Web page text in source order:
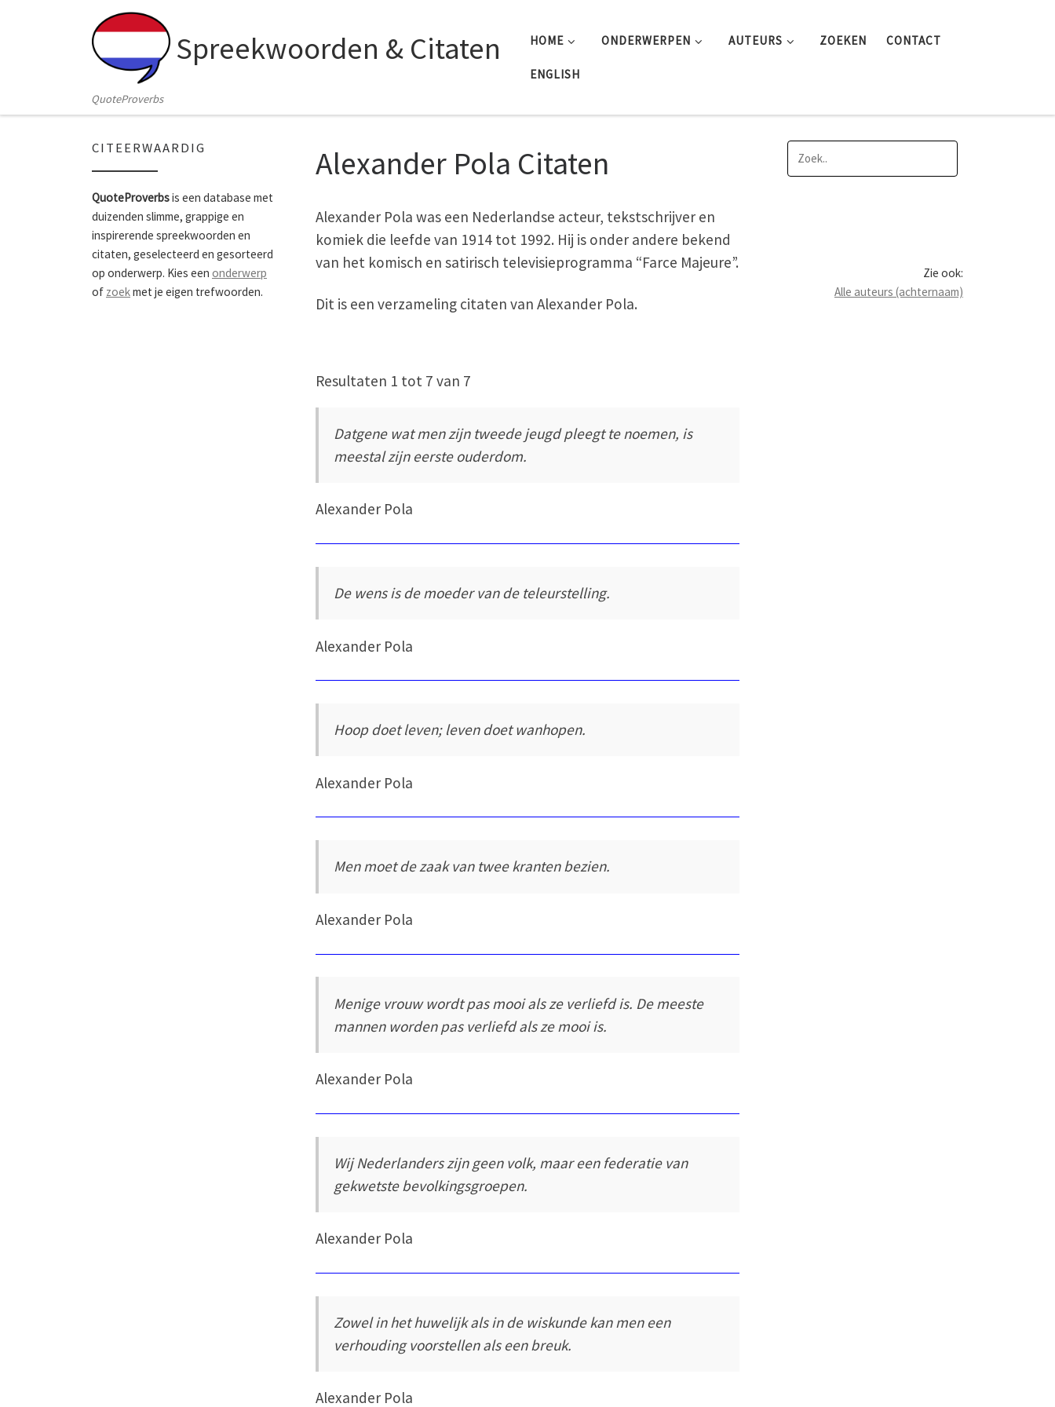
Skip to content
Spreekwoorden & Citaten
QuoteProverbs
HOME ONDERWERPEN AUTEURS ZOEKEN CONTACT
ENGLISH
Alexander Pola Citaten
Alexander Pola was een Nederlandse acteur, tekstschrijver en
komiek die leefde van 1914 tot 1992. Hij is onder andere bekend
van het komisch en satirisch televisieprogramma “Farce Majeure”.
Dit is een verzameling citaten van Alexander Pola.
Resultaten 1 tot 7 van 7
Datgene wat men zijn tweede jeugd pleegt te noemen, is
meestal zijn eerste ouderdom.
Alexander Pola
De wens is de moeder van de teleurstelling.
Alexander Pola
Hoop doet leven; leven doet wanhopen.
Alexander Pola
Men moet de zaak van twee kranten bezien.
Alexander Pola
Menige vrouw wordt pas mooi als ze verliefd is. De meeste
mannen worden pas verliefd als ze mooi is.
Alexander Pola
Wij Nederlanders zijn geen volk, maar een federatie van
gekwetste bevolkingsgroepen.
Alexander Pola
Zowel in het huwelijk als in de wiskunde kan men een
verhouding voorstellen als een breuk.
Alexander Pola
CITEERWAARDIG
QuoteProverbsis een database met
duizenden slimme, grappige en
inspirerende spreekwoorden en
citaten, geselecteerd en gesorteerd
op onderwerp. Kies een onderwerp
of zoekmet je eigen trefwoorden.
Zie ook:
Alle auteurs (achternaam)